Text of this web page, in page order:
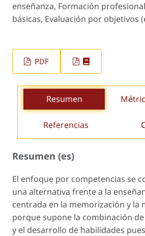
enseñanza, Formación
básicas, Evaluación por objetivos
PDF
Resumen
Referencias
Resumen (es)
El enfoque por competencias se
una alternativa frente a la
centrada en la memorización y la
porque supone la combinación
y el desarrollo de habilidades